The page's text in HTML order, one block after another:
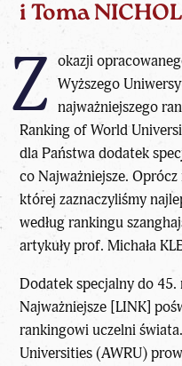
i Toma
Z okazji
Wyższego
najważniejszego
Ranking of World
dla Państwa dodatek
co Najważniejsze.
której zaznaczyliśmy
wedługrankingu
artykuły prof. Michała
Dodatek specjalny do 45.
Najważniejsze [LINK]
rankingowi uczelni
Universities (AWRU)